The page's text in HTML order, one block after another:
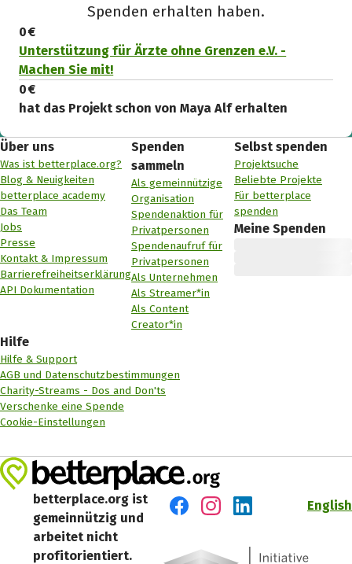
Spenden erhalten haben.
0 €
Unterstützung für Ärzte ohne Grenzen e.V. -
Machen Sie mit!
0 €
hat das Projekt schon von Maya Alf erhalten
Über uns
Was ist betterplace.org?
Blog & Neuigkeiten
betterplace academy
Das Team
Jobs
Presse
Kontakt & Impressum
Barrierefreiheitserklärung
API Dokumentation
Spenden
sammeln
Als gemeinnützige
Organisation
Spendenaktion für
Privatpersonen
Spendenaufruf für
Privatpersonen
Als Unternehmen
Als Streamer*in
Als Content
Creator*in
Selbst spenden
Projektsuche
Beliebte Projekte
Für betterplace
spenden
Meine Spenden
Hilfe
Hilfe & Support
AGB und Datenschutzbestimmungen
Charity-Streams - Dos and Don'ts
Verschenke eine Spende
Cookie-Einstellungen
betterplace.org ist
gemeinnützig und
arbeitet nicht
profitorientiert.
English